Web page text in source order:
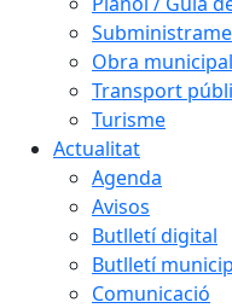
Obra
Transport
Turisme
Actualitat
Agenda
Avisos
Butlletí digital
Butlletí
Comunicació